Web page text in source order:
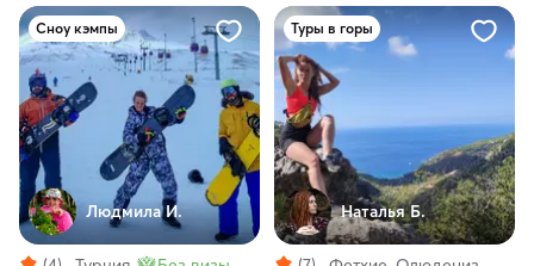
Сноу кэмпы
Людмила И.
Туры в горы
Наталья Б.